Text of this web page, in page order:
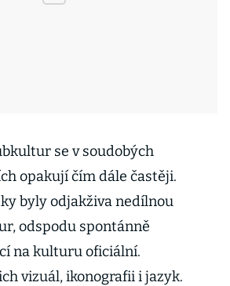
se v soudobých
opakují čím dále častěji.
byly odjakživa nedílnou
odspodu spontánně
na kulturu oficiální.
vizuál, ikonografii i jazyk.